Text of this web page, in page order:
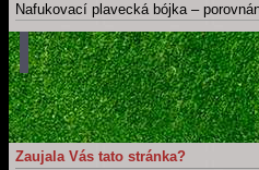
Nafukovací plavecká bójka –
Berlínská zeď coby kruhová inverze
21. 05. 2026
Časová osa: Historie techniky v
11. 05. 2026
Take a part, zúčastnit se, wziąć
Hlavní strana blogu
Všechny články
Zaujala Vás tato stránka?